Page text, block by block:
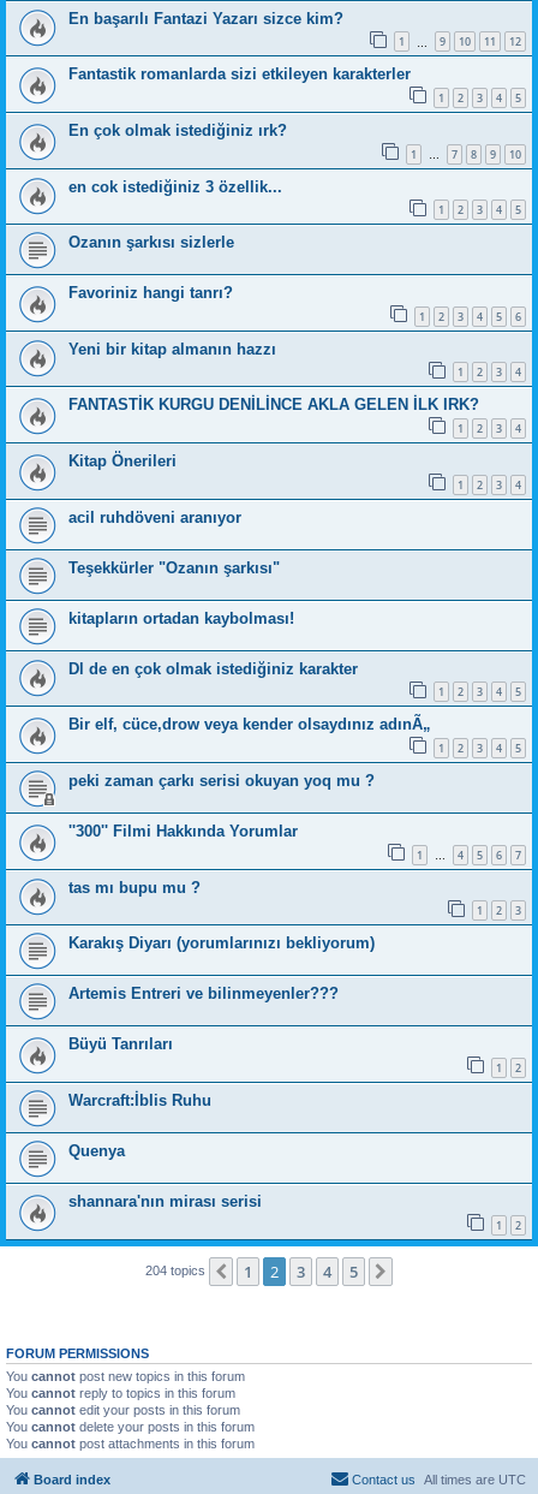
En başarılı Fantazi Yazarı sizce kim?
1 9 10 11 12
Fantastik romanlarda sizi etkileyen karakterler
1 2 3 4 5
En çok olmak istediğiniz ırk?
1 7 8 9 10
en cok istediğiniz 3 özellik...
1 2 3 4 5
Ozanın şarkısı sizlerle
Favoriniz hangi tanrı?
1 2 3 4 5 6
Yeni bir kitap almanın hazzı
1 2 3 4
FANTASTİK KURGU DENİLİNCE AKLA GELEN İLK IRK?
1 2 3 4
Kitap Önerileri
1 2 3 4
acil ruhdöveni aranıyor
Teşekkürler "Ozanın şarkısı"
kitapların ortadan kaybolması!
Dl de en çok olmak istediğiniz karakter
1 2 3 4 5
Bir elf, cüce,drow veya kender olsaydınız adınÃ„
1 2 3 4 5
peki zaman çarkı serisi okuyan yoq mu ?
''300'' Filmi Hakkında Yorumlar
1 … 4 5 6 7
tas mı bupu mu ?
1 2 3
Karakış Diyarı (yorumlarınızı bekliyorum)
Artemis Entreri ve bilinmeyenler???
Büyü Tanrıları
1 2
Warcraft:İblis Ruhu
Quenya
shannara'nın mirası serisi
1 2
204 topics Previous
1 2 3 4 5
FORUM PERMISSIONS
You cannot post new topics in this forum
You cannot reply to topics in this forum
You cannot edit your posts in this forum
You cannot delete your posts in this forum
You cannot post attachments in this forum
Board index All times are UTC
Contact us